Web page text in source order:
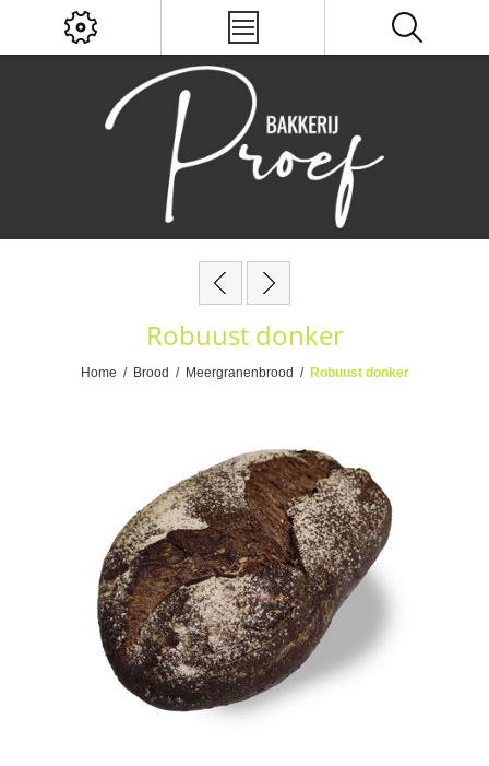
Robuust donker
Home / Brood / Meergranenbrood / Robuust donker